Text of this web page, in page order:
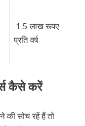
1.5 लाख रूपए
प्रति वर्ष
कैसे करें
की सोच रहें हैं तो